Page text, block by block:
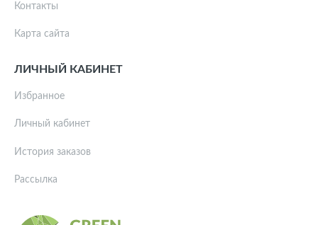
Контакты
Карта сайта
ЛИЧНЫЙ КАБИНЕТ
Избранное
Личный кабинет
История заказов
Рассылка